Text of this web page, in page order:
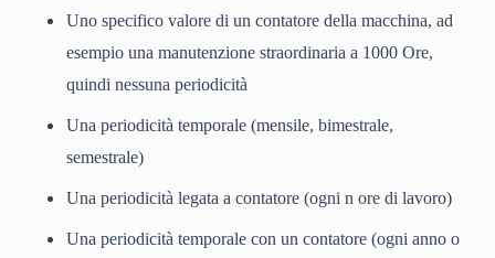
Uno specifico valore di un contatore della macchina, ad
esempio una manutenzione straordinaria a 1000 Ore,
quindi nessuna periodicità
Una periodicità temporale (mensile, bimestrale,
semestrale)
Una periodicità legata a contatore (ogni n ore di lavoro)
Una periodicità temporale con un contatore (ogni anno o